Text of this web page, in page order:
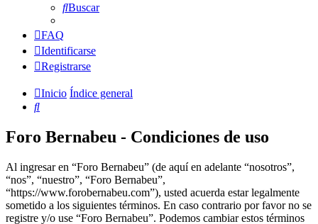
Buscar
FAQ
Identificarse
Registrarse
Inicio Índice general
Buscar
Foro Bernabeu - Condiciones de uso
Al ingresar en “Foro Bernabeu” (de aquí en adelante “nosotros”,
“nos”, “nuestro”, “Foro Bernabeu”,
“https://www.forobernabeu.com”), usted acuerda estar legalmente
sometido a los siguientes términos. En caso contrario por favor no se
registre y/o use “Foro Bernabeu”. Podemos cambiar estos términos